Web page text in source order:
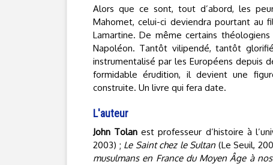
Alors que ce sont, tout d’abord, les
Mahomet, celui-ci deviendra pourtant au
Lamartine. De même certains
Napoléon. Tantôt vilipendé, tantôt
instrumentalisé par les Européens depuis
formidable érudition, il devient une
construite. Un livre qui fera date.
L'auteur
John Tolan est professeur d’histoire à
2003) ; Le Saint chez le Sultan (Le Seuil,
musulmans en France du Moyen Âge à